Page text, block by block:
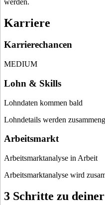
Karriere
Karrierechancen
MEDIUM
Lohn & Skills
Lohndaten kommen bald
Lohndetails werden
Arbeitsmarkt
Arbeitsmarktanalyse in Arbeit
Arbeitsmarktanalyse wird
3 Schritte zu